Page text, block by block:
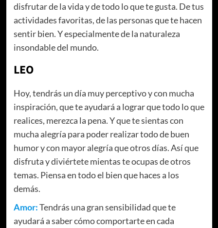
disfrutar de la vida y de todo lo que te gusta. De tus
actividades favoritas, de las personas que te hacen
sentir bien. Y especialmente de la naturaleza
insondable del mundo.
LEO
Hoy, tendrás un día muy perceptivo y con mucha
inspiración, que te ayudará a lograr que todo lo que
realices, merezca la pena. Y que te sientas con
mucha alegría para poder realizar todo de buen
humor y con mayor alegría que otros días. Así que
disfruta y diviértete mientas te ocupas de otros
temas. Piensa en todo el bien que haces a los
demás.
Amor:Tendrás una gran sensibilidad que te
ayudará a saber cómo comportarte en cada